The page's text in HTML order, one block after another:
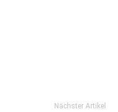
Nächster Artikel